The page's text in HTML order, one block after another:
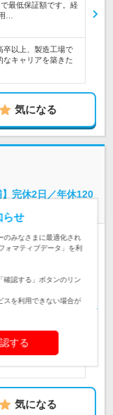
最低保証額です。経
…
卒以上、製造工場で
なキャリアを築きた
気になる
】完休2日／年休120
上、配属先を決定
…
業手当別途支給 ※上
通自動車第一種運
験がある方（アル
気になる
らせ
のみなさまに最適化され
ォマティブデータ」を利
確認する」ボタンのリン
スを利用できない場合が
する